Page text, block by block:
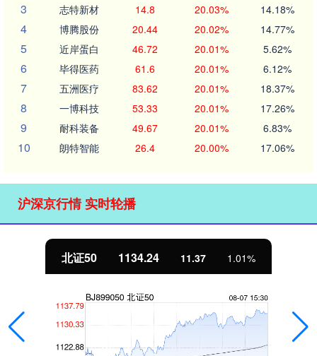
3 志特新材 14.8 20.03% 14.18%
4 博腾股份 20.44 20.02% 14.77%
5 近岸蛋白 46.72 20.01% 5.62%
6 毕得医药 61.6 20.01% 6.12%
7 五洲医疗 83.62 20.01% 18.37%
8 一博科技 53.33 20.01% 17.26%
9 耐科装备 49.67 20.01% 6.83%
10 朗特智能 26.4 20.00% 17.06%
沪深京行情 实时轮播
北证50 1134.24 11.37 1.01%